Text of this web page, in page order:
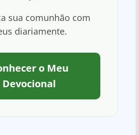
sua comunhão com
diariamente.
o Meu
Devocional